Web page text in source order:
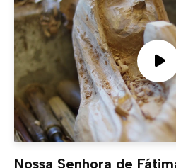
Nossa Senhora de